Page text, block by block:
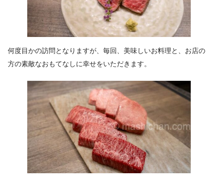
何度目かの訪問となりますが、毎回、美味しいお料理と、お店の
方の素敵なおもてなしに幸せをいただきます。